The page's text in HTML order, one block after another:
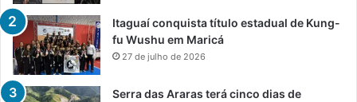
Itaguaí conquista título estadual de Kung-
fu Wushu em Maricá
27 de julho de 2026
Serra das Araras terá cinco dias de